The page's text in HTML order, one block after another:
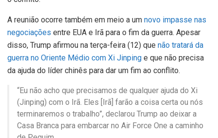
A reunião ocorre também em meio a um novo impasse nas
negociações entre EUA e Irã para o fim da guerra. Apesar
disso, Trump afirmou na terça-feira (12) que não tratará da
guerra no Oriente Médio com Xi Jinping e que não precisa
da ajuda do líder chinês para dar um fim ao conflito.
“Eu não acho que precisamos de qualquer ajuda do Xi
(Jinping) com o Irã. Eles [Irã] farão a coisa certa ou nós
terminaremos o trabalho”, declarou Trump ao deixar a
Casa Branca para embarcar no Air Force One a caminho